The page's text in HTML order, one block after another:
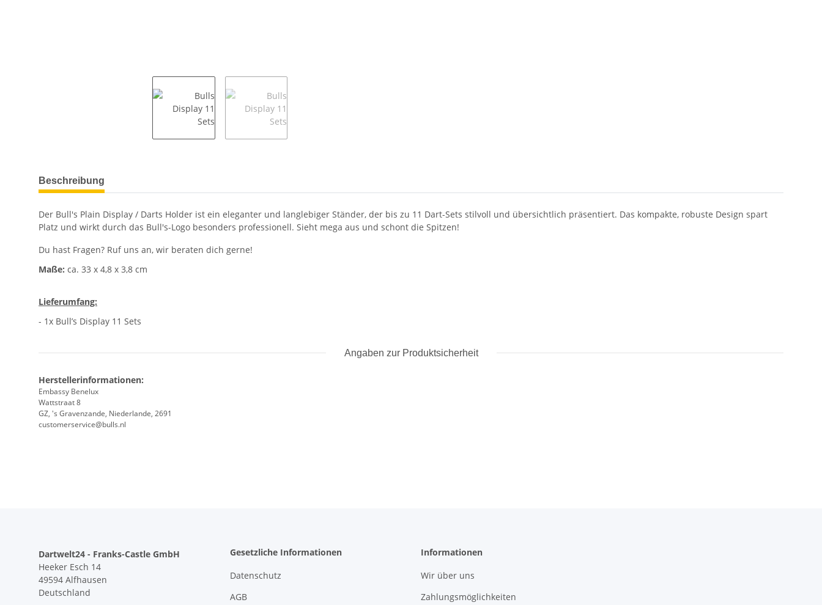
weitere Registerkarten anzeigen
Beschreibung
Der Bull's Plain Display / Darts Holder ist ein eleganter und langlebiger Ständer, der bis zu 11 Dart-Sets stilvoll und übersichtlich präsentiert. Das kompakte, robuste Design spart
Platz und wirkt durch das Bull's-Logo besonders professionell. Sieht mega aus und schont die Spitzen!
Du hast Fragen? Ruf uns an, wir beraten dich gerne!
Maße: ca. 33 x 4,8 x 3,8 cm
Lieferumfang:
- 1x Bull’s Display 11 Sets
Angaben zur Produktsicherheit
Herstellerinformationen:
Embassy Benelux
Wattstraat 8
GZ, 's Gravenzande, Niederlande, 2691
customerservice@bulls.nl
Dartwelt24 - Franks-Castle GmbH
Heeker Esch 14
49594 Alfhausen
Deutschland
Gesetzliche Informationen
Datenschutz
AGB
Informationen
Wir über uns
Zahlungsmöglichkeiten